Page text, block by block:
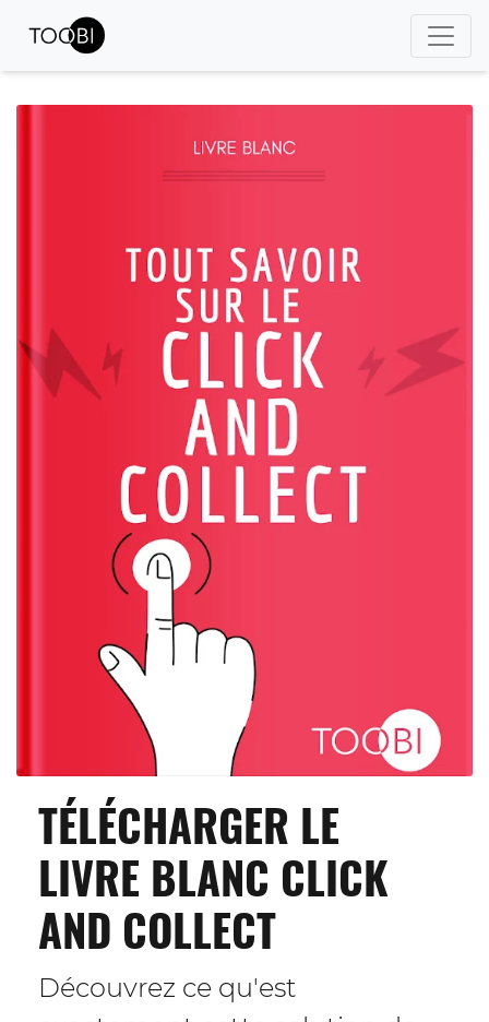
TÉLÉCHARGER LE
LIVRE BLANC CLICK
AND COLLECT
Découvrez ce qu'est